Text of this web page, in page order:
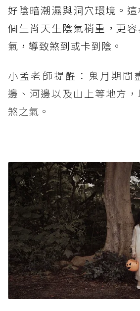
好陰暗潮濕與洞穴環境。
個生肖天生陰氣稍重，更
氣，導致煞到或卡到陰。
小孟老師提醒：鬼月期間
邊、河邊以及山上等地方
煞之氣。